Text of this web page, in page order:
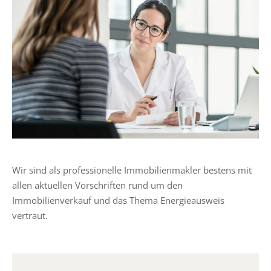
Wir sind als professionelle Immobilienmakler bestens mit
allen aktuellen Vorschriften rund um den
Immobilienverkauf und das Thema Energieausweis
vertraut.